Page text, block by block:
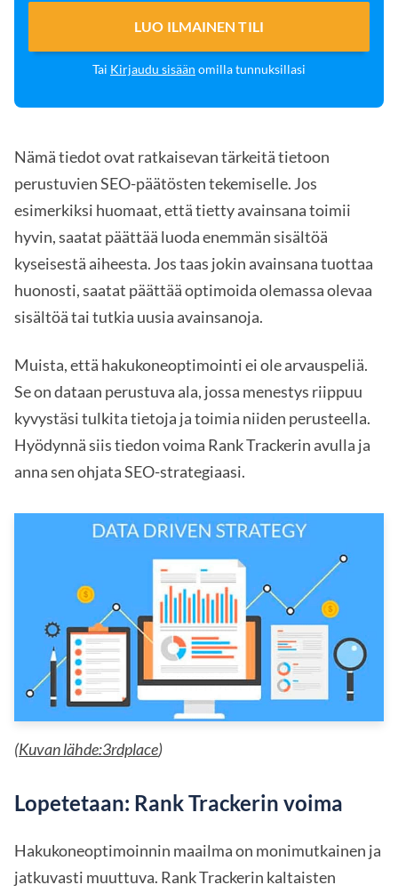
LUO ILMAINEN TILI
Tai Kirjaudu sisään omilla tunnuksillasi
Nämä tiedot ovat ratkaisevan tärkeitä tietoon
perustuvien SEO-päätösten tekemiselle. Jos
esimerkiksi huomaat, että tietty avainsana toimii
hyvin, saatat päättää luoda enemmän sisältöä
kyseisestä aiheesta. Jos taas jokin avainsana tuottaa
huonosti, saatat päättää optimoida olemassa olevaa
sisältöä tai tutkia uusia avainsanoja.
Muista, että hakukoneoptimointi ei ole arvauspeliä.
Se on dataan perustuva ala, jossa menestys riippuu
kyvystäsi tulkita tietoja ja toimia niiden perusteella.
Hyödynnä siis tiedon voima Rank Trackerin avulla ja
anna sen ohjata SEO-strategiaasi.
(Kuvan lähde:3rdplace)
Lopetetaan: Rank Trackerin voima
Hakukoneoptimoinnin maailma on monimutkainen ja
jatkuvasti muuttuva. Rank Trackerin kaltaisten